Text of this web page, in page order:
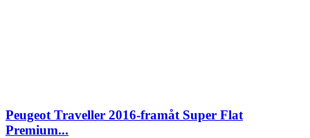
Peugeot Traveller 2016-framåt Super Flat
Premium...